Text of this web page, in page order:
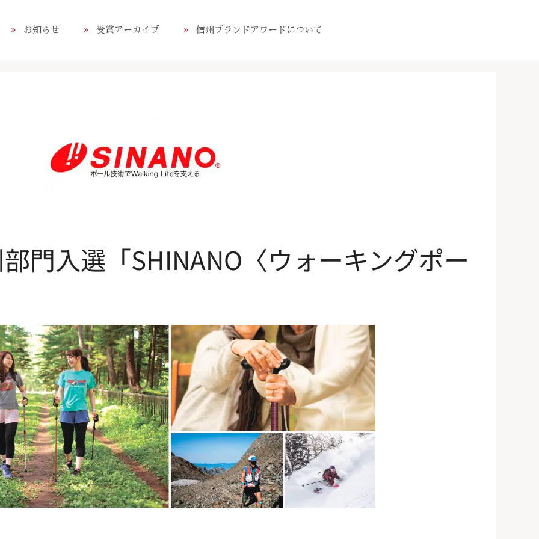
お知らせ 受賞アーカイブ 信州ブランドアワードについて
門入選「SHINANO〈ウォーキングポー